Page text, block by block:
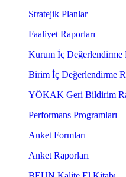
Stratejik Planlar
Faaliyet Raporları
Kurum İç Değerlendirme
Birim İç Değerlendirme
YÖKAK Geri Bildirim
Performans Programları
Anket Formları
Anket Raporları